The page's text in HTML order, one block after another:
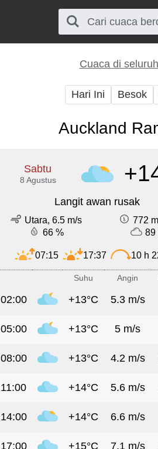
Cuaca di
Hari Ini Besok
Auckland
Sabtu
8 Agustus
Langit awan rusak
Utara, 6.5 m/s
772
66 %
89
07:15 17:37 10 h
Suhu Angin
02:00 +13°C 5.3 m/s
05:00 +13°C 5 m/s
08:00 +13°C 4.2 m/s
11:00 +14°C 5.6 m/s
14:00 +14°C 6.6 m/s
17:00 +15°C 7.1 m/s